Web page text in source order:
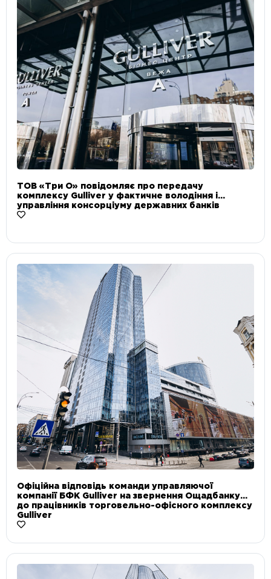
ТОВ «Три О» повідомляє про передачу
комплексу Gulliver у фактичне володіння і
управління консорціуму державних банків
Офіційна відповідь команди управляючої
компанії БФК Gulliver на звернення Ощадбанку
до працівників торговельно-офісного комплексу
Gulliver